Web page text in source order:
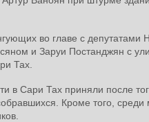
во главе с
и Заруи Постанджян с
Тах.
в Сари Тах приняли после
Кроме того,